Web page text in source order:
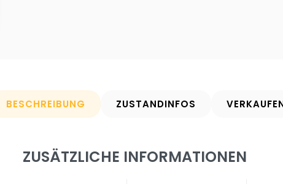
BESCHREIBUNG ZUSTANDINFOS
ZUSÄTZLICHE INFORMATIONEN